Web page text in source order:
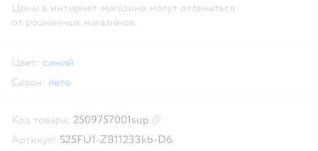
Цены в интернет-магазине могут отличаться
от розничных магазинов.
Цвет: синий
Сезон: лето
Код товара: 2509757001sup
Артикул: S25FU1-ZB11233kb-D6